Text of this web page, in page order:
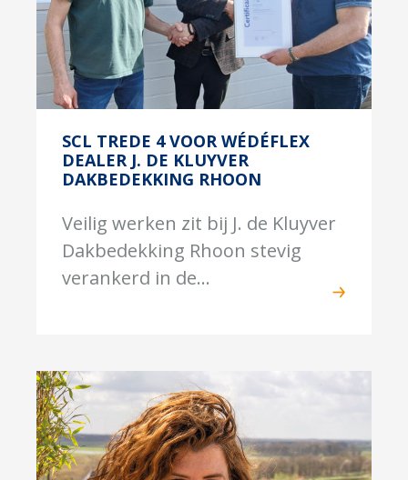
SCL TREDE 4 VOOR WÉDÉFLEX
DEALER J. DE KLUYVER
DAKBEDEKKING RHOON
Veilig werken zit bij J. de Kluyver
Dakbedekking Rhoon stevig
verankerd in de...